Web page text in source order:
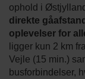
ophold i
direkte
oplevelser for
ligger kun 2 km
Vejle (15 min.)
busforbindelser,